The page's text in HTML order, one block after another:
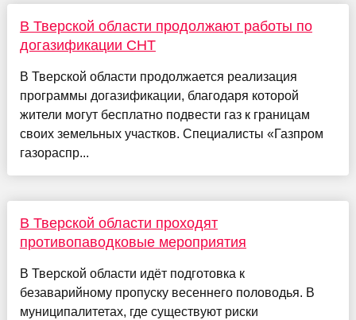
В Тверской области продолжают работы по
догазификации СНТ
В Тверской области продолжается реализация
программы догазификации, благодаря которой
жители могут бесплатно подвести газ к границам
своих земельных участков. Специалисты «Газпром
газораспр...
В Тверской области проходят
противопаводковые мероприятия
В Тверской области идёт подготовка к
безаварийному пропуску весеннего половодья. В
муниципалитетах, где существуют риски